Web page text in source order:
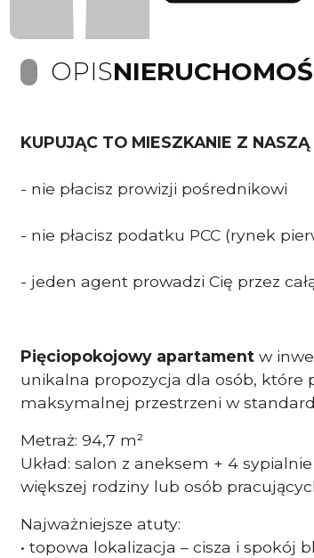
OPIS
KUPUJĄC TO MIESZKANIE Z
- nie płacisz prowizji pośrednikowi
- nie płacisz podatku PCC (rynek
- jeden agent prowadzi Cię przez
Pięciopokojowy apartament w
unikalna propozycja dla osób, które
maksymalnej przestrzeni w
Metraż: 94,7 m²
Układ: salon z aneksem + 4
większej rodziny lub osób
Najważniejsze atuty:
• topowa lokalizacja – cisza i spokój